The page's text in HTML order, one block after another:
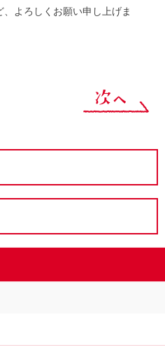
よろしくお願い申し上げま